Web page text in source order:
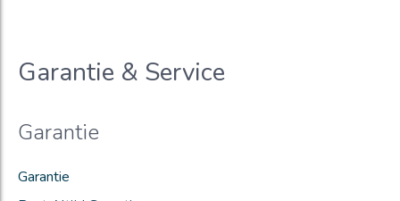
Garantie & Service
Garantie
Garantie